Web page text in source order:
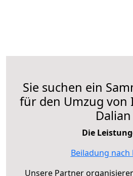
Sie suchen ein
für den Umzug von
Dalian
Die
Beiladung nach
Unsere Partner